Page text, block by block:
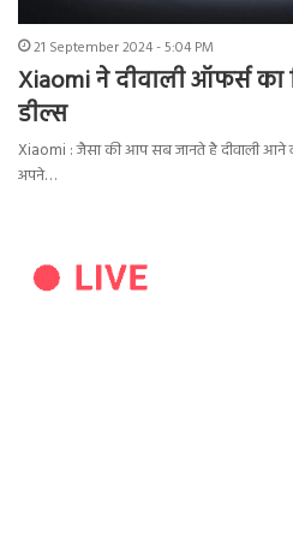
21 September 2024 - 5:04 PM
Xiaomi ने दीवाली ऑफर्स का
डील्स
Xiaomi : जैसा की आप सब जानते है दीवाली आने
अपने…